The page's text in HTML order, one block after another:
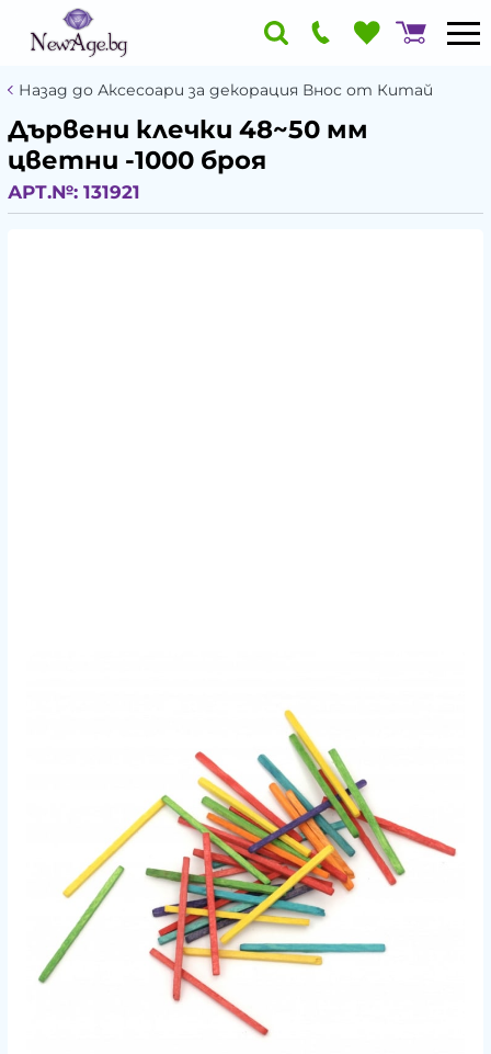
Назад до Аксесоари за декорация Внос от Китай
Дървени клечки 48~50 мм
цветни -1000 броя
АРТ.№: 131921